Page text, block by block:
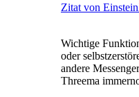
Zitat von
Wichtige
oder
andere
Threema